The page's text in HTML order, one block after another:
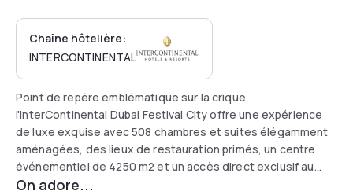
Chaîne hôtelière:
INTERCONTINENTAL
Point de repère emblématique sur la crique,
l'InterContinental Dubai Festival City offre une expérience
de luxe exquise avec 508 chambres et suites élégamment
aménagées, des lieux de restauration primés, un centre
événementiel de 4250 m2 et un accès direct exclusif au
Dubai Festival City Mall.
On adore...